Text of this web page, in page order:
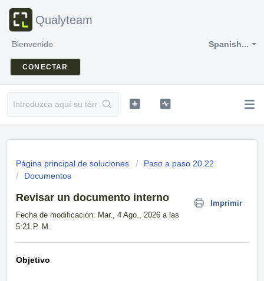
Qualyteam
Spanish...
Bienvenido
CONECTAR
Página principal de soluciones
Paso a paso 20.22
Documentos
Revisar un documento interno
Imprimir
Fecha de modificación: Mar., 4 Ago., 2026 a las
5:21 P. M.
Objetivo